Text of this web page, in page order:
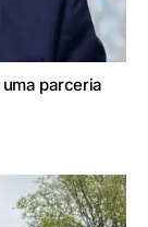
parceria